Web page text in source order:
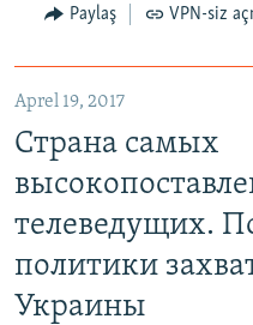
Paylaş VPN-siz
Aprel 19, 2017
Страна самых
телеведущих.
политики
Украины